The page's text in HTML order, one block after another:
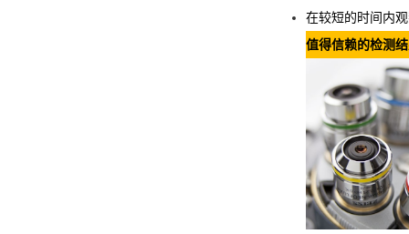
在较短的时间内
值得信赖的检测